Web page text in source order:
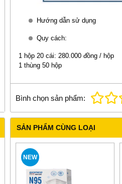
Hướng dẫn sử dụng
Quy cách:
1 hộp 20 cái: 280.000 đồng / hộp
1 thùng 50 hộp
Bình chọn sản phẩm:
SẢN PHẨM CÙNG LOẠI
NEW